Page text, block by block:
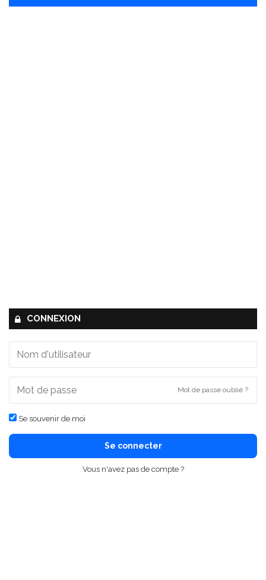
CONNEXION
Mot de passe oublié ?
Se souvenir de moi
Se connecter
Vous n'avez pas de compte ?